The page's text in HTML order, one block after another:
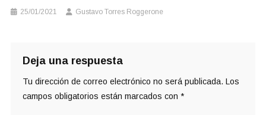
25/01/2021 Gustavo Torres Roggerone
Deja una respuesta
Tu dirección de correo electrónico no será publicada. Los
campos obligatorios están marcados con *